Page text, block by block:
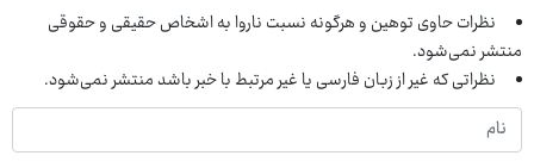
نظرات حاوی توهین و هرگونه نسبت ناروا به اشخاص حقیقی و حقوقی
منتشر نمی‌شود.
نظراتی که غیر از زبان فارسی یا غیر مرتبط با خبر باشد منتشر نمی‌شود.